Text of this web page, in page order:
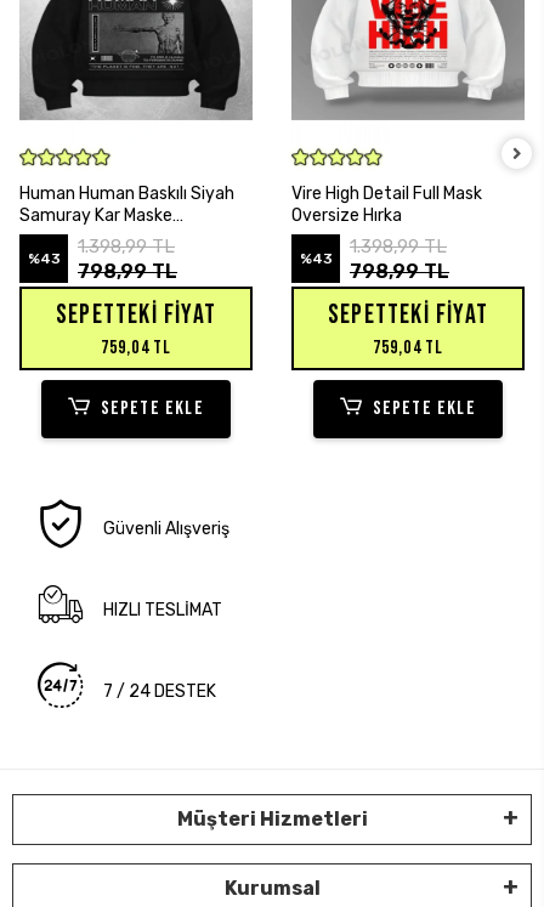
Human Human Baskılı Siyah
Samuray Kar Maske
Sweatshirt Hırka
%43
1.398,99 TL
798,99 TL
SEPETTEKI FIYAT
759,04 TL
SEPETE EKLE
Vire High Detail Full Mask
Oversize Hırka
%43
1.398,99 TL
798,99 TL
SEPETTEKI FIYAT
759,04 TL
SEPETE EKLE
Güvenli Alışveriş
HIZLI TESLİMAT
7 / 24 DESTEK
Müşteri Hizmetleri
Kurumsal